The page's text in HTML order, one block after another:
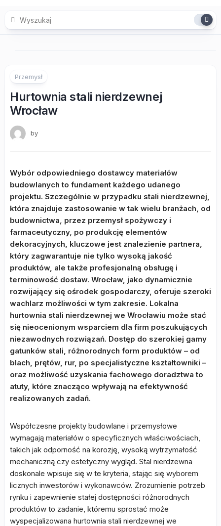
content
Przemysł
Hurtownia stali nierdzewnej
Wrocław
by
Wybór odpowiedniego dostawcy materiałów
budowlanych to fundament każdego udanego
projektu. Szczególnie w przypadku stali nierdzewnej,
która znajduje zastosowanie w tak wielu branżach, od
budownictwa, przez przemysł spożywczy i
farmaceutyczny, po produkcję elementów
dekoracyjnych, kluczowe jest znalezienie partnera,
który zagwarantuje nie tylko wysoką jakość
produktów, ale także profesjonalną obsługę i
terminowość dostaw. Wrocław, jako dynamicznie
rozwijający się ośrodek gospodarczy, oferuje szeroki
wachlarz możliwości w tym zakresie. Lokalna
hurtownia stali nierdzewnej we Wrocławiu może stać
się nieocenionym wsparciem dla firm poszukujących
niezawodnych rozwiązań. Dostęp do szerokiej gamy
gatunków stali, różnorodnych form produktów – od
blach, prętów, rur, po specjalistyczne kształtowniki –
oraz możliwość uzyskania fachowego doradztwa to
atuty, które znacząco wpływają na efektywność
realizowanych zadań.
Współczesne projekty budowlane i przemysłowe
wymagają materiałów o specyficznych właściwościach,
takich jak odporność na korozję, wysoką wytrzymałość
mechaniczną czy estetyczny wygląd. Stal nierdzewna
doskonale wpisuje się w te kryteria, stając się wyborem
licznych inwestorów i wykonawców. Zrozumienie potrzeb
rynku i zapewnienie stałej dostępności różnorodnych
produktów to zadanie, któremu sprostać może
wyspecjalizowana hurtownia stali nierdzewnej we